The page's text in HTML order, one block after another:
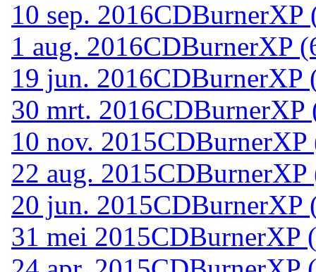
10 sep. 2016CDBurnerXP
1 aug. 2016CDBurnerXP
19 jun. 2016CDBurnerXP
30 mrt. 2016CDBurnerXP
10 nov. 2015
22 aug. 2015
20 jun. 2015CDBurnerXP
31 mei 2015CDBurnerXP